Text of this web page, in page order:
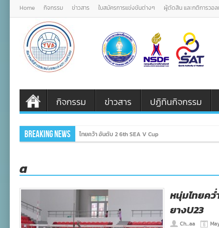
Home กิจกรรม ข่าวสาร ใบสมัครการแข่งขันต่างๆ ผู้ตัดสิน และกติการวอ
กิจกรรม ข่าวสาร ปฏิทินกิจกรรม
Breaking News ไทยคว้า อันดับ 2 6th SEA V Cup
a
หนุ่มไทยค
ยางU23
Ch...aa